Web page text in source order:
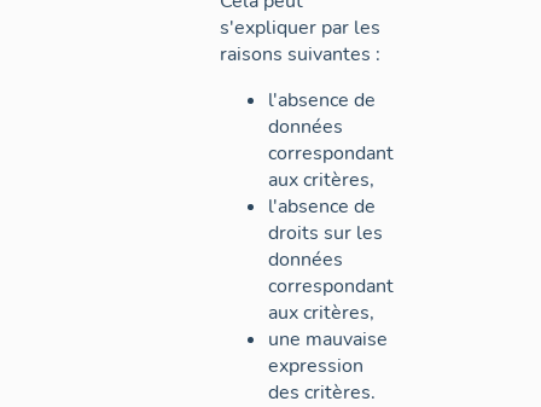
s'expliquer par les
raisons suivantes :
l'absence de
données
correspondant
aux critères,
l'absence de
droits sur les
données
correspondant
aux critères,
une mauvaise
expression
des critères.